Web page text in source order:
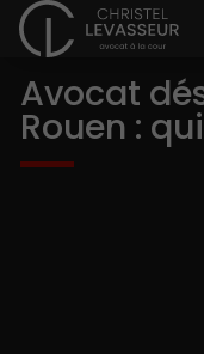
Avocat
Rouen :